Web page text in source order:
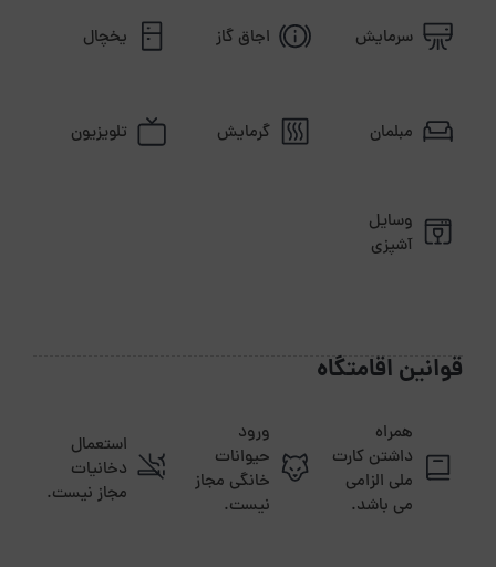
سرمایش اجاق گاز یخچال
مبلمان گرمایش تلویزیون
وسایل
آشپزی
قوانین اقامتگاه
همراه
داشتن کارت
ملی الزامی
می باشد.
ورود
حیوانات
خانگی مجاز
نیست.
استعمال
دخانیات
مجاز نیست.